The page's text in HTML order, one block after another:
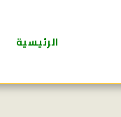
الرئيسية